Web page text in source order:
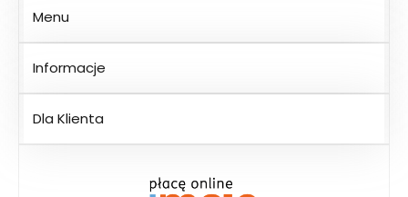
Menu
Informacje
Dla Klienta